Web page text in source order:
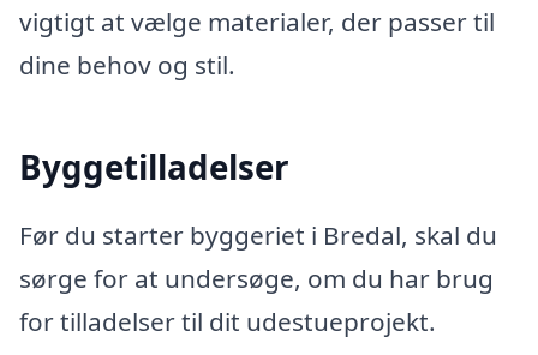
vigtigt at vælge materialer, der passer til
dine behov og stil.
Byggetilladelser
Før du starter byggeriet i Bredal, skal du
sørge for at undersøge, om du har brug
for tilladelser til dit udestueprojekt.